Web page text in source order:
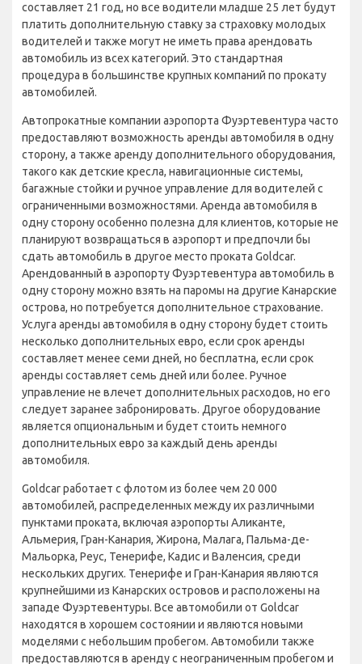
составляет 21 год, но все водители младше 25 лет будут
платить дополнительную ставку за страховку молодых
водителей и также могут не иметь права арендовать
автомобиль из всех категорий. Это стандартная
процедура в большинстве крупных компаний по прокату
автомобилей.
Автопрокатные компании аэропорта Фуэртевентура часто
предоставляют возможность аренды автомобиля в одну
сторону, а также аренду дополнительного оборудования,
такого как детские кресла, навигационные системы,
багажные стойки и ручное управление для водителей с
ограниченными возможностями. Аренда автомобиля в
одну сторону особенно полезна для клиентов, которые не
планируют возвращаться в аэропорт и предпочли бы
сдать автомобиль в другое место проката Goldcar.
Арендованный в аэропорту Фуэртевентура автомобиль в
одну сторону можно взять на паромы на другие Канарские
острова, но потребуется дополнительное страхование.
Услуга аренды автомобиля в одну сторону будет стоить
несколько дополнительных евро, если срок аренды
составляет менее семи дней, но бесплатна, если срок
аренды составляет семь дней или более. Ручное
управление не влечет дополнительных расходов, но его
следует заранее забронировать. Другое оборудование
является опциональным и будет стоить немного
дополнительных евро за каждый день аренды
автомобиля.
Goldcar работает с флотом из более чем 20 000
автомобилей, распределенных между их различными
пунктами проката, включая аэропорты Аликанте,
Альмерия, Гран-Канария, Жирона, Малага, Пальма-де-
Мальорка, Реус, Тенерифе, Кадис и Валенсия, среди
нескольких других. Тенерифе и Гран-Канария являются
крупнейшими из Канарских островов и расположены на
западе Фуэртевентуры. Все автомобили от Goldcar
находятся в хорошем состоянии и являются новыми
моделями с небольшим пробегом. Автомобили также
предоставляются в аренду с неограниченным пробегом и